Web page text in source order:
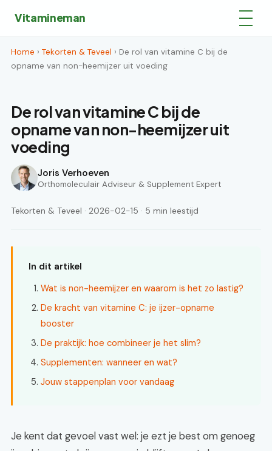
Vitamineman
Home › Tekorten & Teveel › De rol van vitamine C bij de
opname van non-heemijzer uit voeding
De rol van vitamine C bij de
opname van non-heemijzer uit
voeding
Joris Verhoeven
Orthomoleculair Adviseur & Supplement Expert
Tekorten & Teveel · 2026-02-15 · 5 min leestijd
In dit artikel
Wat is non-heemijzer en waarom is het zo lastig?
De kracht van vitamine C: je ijzer-opname
booster
De praktijk: hoe combineer je het slim?
Supplementen: wanneer en wat?
Jouw stappenplan voor vandaag
Je kent dat gevoel vast wel: je ezt je best om genoeg